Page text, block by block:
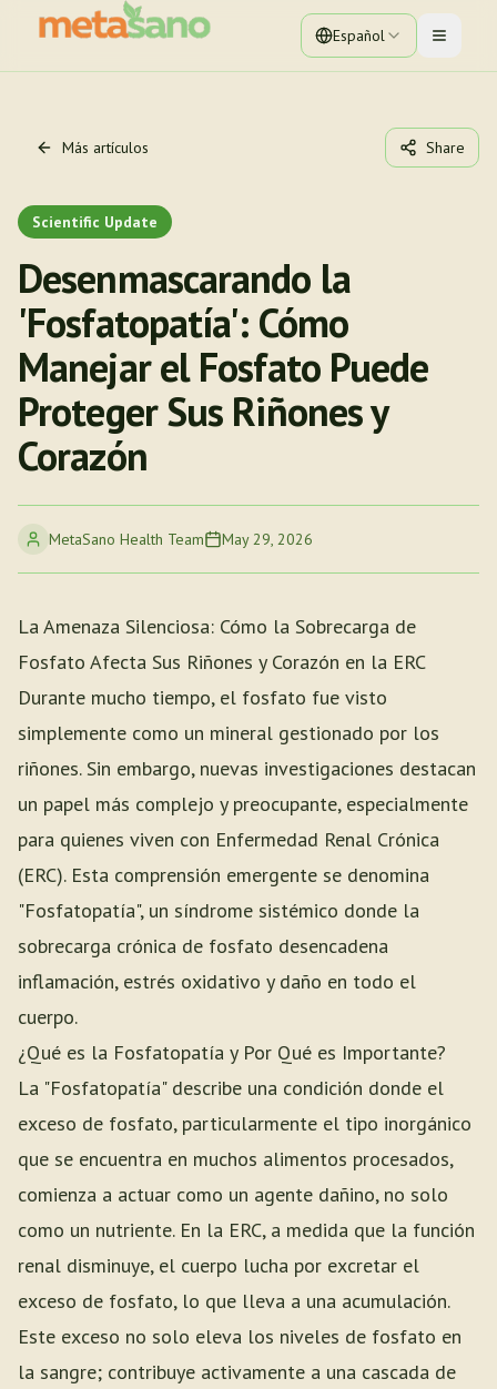
Español Toggle
Más artículos Share
Scientific Update
Desenmascarando la
'Fosfatopatía': Cómo
Manejar el Fosfato Puede
Proteger Sus Riñones y
Corazón
MetaSano Health Team May 29, 2026
La Amenaza Silenciosa: Cómo la Sobrecarga de
Fosfato Afecta Sus Riñones y Corazón en la ERC
Durante mucho tiempo, el fosfato fue visto
simplemente como un mineral gestionado por los
riñones. Sin embargo, nuevas investigaciones destacan
un papel más complejo y preocupante, especialmente
para quienes viven con Enfermedad Renal Crónica
(ERC). Esta comprensión emergente se denomina
"Fosfatopatía", un síndrome sistémico donde la
sobrecarga crónica de fosfato desencadena
inflamación, estrés oxidativo y daño en todo el
cuerpo.
¿Qué es la Fosfatopatía y Por Qué es Importante?
La "Fosfatopatía" describe una condición donde el
exceso de fosfato, particularmente el tipo inorgánico
que se encuentra en muchos alimentos procesados,
comienza a actuar como un agente dañino, no solo
como un nutriente. En la ERC, a medida que la función
renal disminuye, el cuerpo lucha por excretar el
exceso de fosfato, lo que lleva a una acumulación.
Este exceso no solo eleva los niveles de fosfato en
la sangre; contribuye activamente a una cascada de